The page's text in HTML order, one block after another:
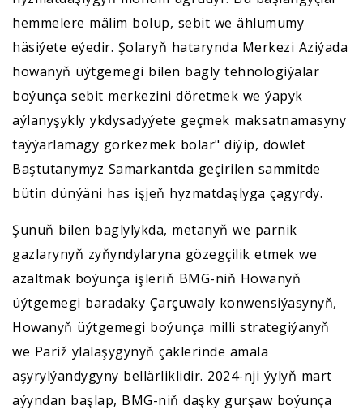
hemmelere mälim bolup, sebit we ählumumy
häsiýete eýedir. Şolaryň hatarynda Merkezi Aziýada
howanyň üýtgemegi bilen bagly tehnologiýalar
boýunça sebit merkezini döretmek we ýapyk
aýlanyşykly ykdysadyýete geçmek maksatnamasyny
taýýarlamagy görkezmek bolar" diýip, döwlet
Baştutanymyz Samarkantda geçirilen sammitde
bütin dünýäni has işjeň hyzmatdaşlyga çagyrdy.
Şunuň bilen baglylykda, metanyň we parnik
gazlarynyň zyňyndylaryna gözegçilik etmek we
azaltmak boýunça işleriň BMG-niň Howanyň
üýtgemegi baradaky Çarçuwaly konwensiýasynyň,
Howanyň üýtgemegi boýunça milli strategiýanyň
we Pariž ylalaşygynyň çäklerinde amala
aşyrylýandygyny bellärliklidir. 2024-nji ýylyň mart
aýyndan başlap, BMG-niň daşky gurşaw boýunça